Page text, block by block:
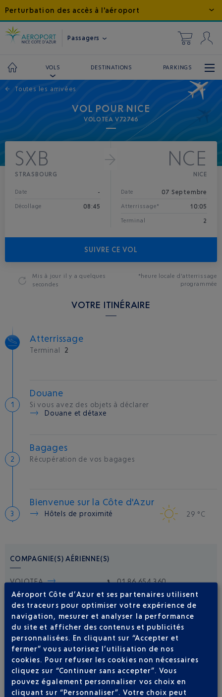
Perturbation des accès à l'aéroport
Passagers
VOLS DESTINATIONS PARKINGS
← Toutes les arrivées
VOL POUR NICE
VOLOTEA V72746
SXB
STRASBOURG
Date -
Décollage 08:45
NCE
NICE
Date 07 Septembre
Atterrissage* 10:05
Terminal 2
SUIVRE CE VOL
Mis à jour il y a quelques
secondes
*heure locale d'atterrissage
programmée
VOTRE ITINÉRAIRE
Atterrissage
Terminal 2
Douane
Si vous avez des objets à déclarer
Douane et détaxe
Bagages
Récupération de vos bagages
Bienvenue sur la Côte d'Azur
Hôtels de proximité 29 °C
COMPAGNIE(S) AÉRIENNE(S)
VOLOTEA 01 86 654 360
Soyez notifié(e) de
toutes les évolutions
pour ce vol
Aéroport Côte d’Azur et ses partenaires utilisent
des traceurs pour optimiser votre expérience de
navigation, mesurer et analyser la performance
du site et afficher des contenus et publicités
personnalisées. En cliquant sur “Accepter et
fermer” vous autorisez l’utilisation de nos
cookies. Pour refuser les cookies non nécessaires
cliquez sur “Continuer sans accepter”. Vous
pouvez également personnaliser vos choix en
cliquant sur “Personnaliser”. Votre choix peut